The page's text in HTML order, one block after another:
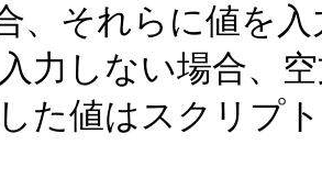
、それらに値を
力しない場合、
た値はスクリプ